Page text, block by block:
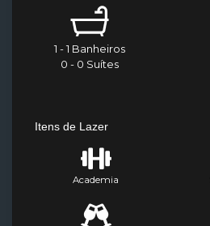
1 - 1 Banheiros
0 - 0 Suítes
Itens de Lazer
Academia